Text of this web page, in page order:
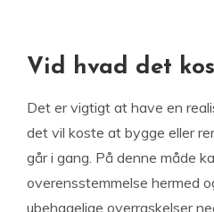
Vid hvad det
Det er vigtigt at have en
det vil koste at bygge eller
går i gang. På denne måde
overensstemmelse hermed
ubehagelige overraskelser